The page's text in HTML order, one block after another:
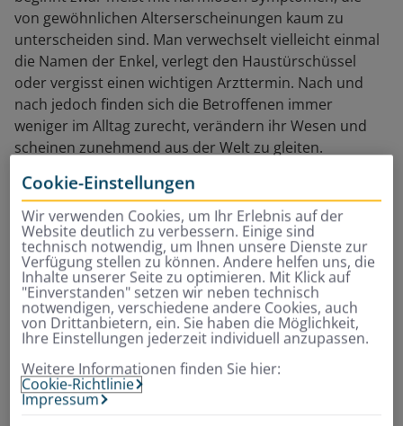
von gewöhnlichen Alterserscheinungen kaum zu
unterscheiden sind. Man verwechselt vielleicht einmal
die Namen der Enkel, verlegt den Haustürschüssel
oder vergisst einen wichtigen Arzttermin. Nach und
nach jedoch finden sich die Betroffenen immer
weniger im Alltag zurecht, verändern ihr Wesen und
scheinen zunehmend aus der Welt zu gleiten.
Schuld daran ist ein leises Sterben der Nervenzellen im
Gehirn, das bislang unaufhaltsam ist. Ausgelöst wird es
wahrscheinlich durch schädliche Ablagerungen in und
zwischen den Zellen. Die derzeit gängigen Alzheimer-
Medikamente können allenfalls die Symptome der
Erkrankung etwas lindern, nicht aber den Untergang
der Nervenzellen stoppen.
„Schuld daran ist ein leises
Sterben der Nervenzellen im
Cookie-Einstellungen
Wir verwenden Cookies, um Ihr Erlebnis auf der
Website deutlich zu verbessern. Einige sind
technisch notwendig, um Ihnen unsere Dienste zur
Verfügung stellen zu können. Andere helfen uns, die
Inhalte unserer Seite zu optimieren. Mit Klick auf
"Einverstanden" setzen wir neben technisch
notwendigen, verschiedene andere Cookies, auch
von Drittanbietern, ein. Sie haben die Möglichkeit,
Ihre Einstellungen jederzeit individuell anzupassen.
Weitere Informationen finden Sie hier:
Cookie-Richtlinie
Impressum